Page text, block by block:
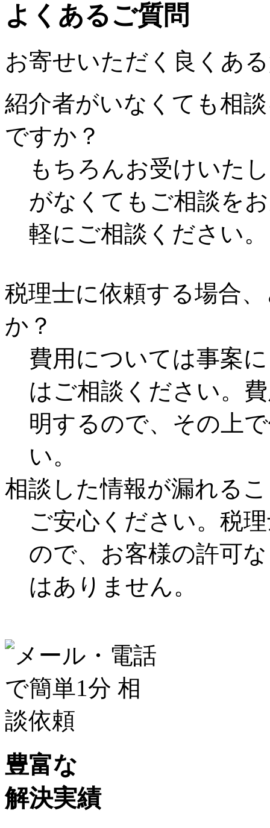
よくあるご質問
お寄せいただく良くあ
紹介者がいなくても相
ですか？
もちろんお受けいた
がなくてもご相談を
軽にご相談ください。
税理士に依頼する場合
か？
費用については事案
はご相談ください。
明するので、その上
い。
相談した情報が漏れる
ご安心ください。税
ので、お客様の許可
はありません。
豊富な
解決実績